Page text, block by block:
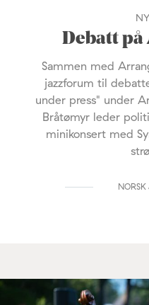
Debatt på
Sammen med
jazzforum til
under press" under
Bråtømyr leder
minikonsert med